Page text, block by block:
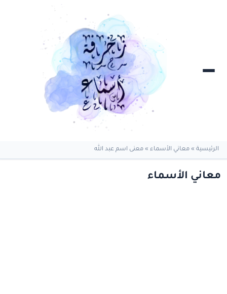
الرئيسية » معاني الأسماء » معنى اسم عبد الله
معاني الأسماء